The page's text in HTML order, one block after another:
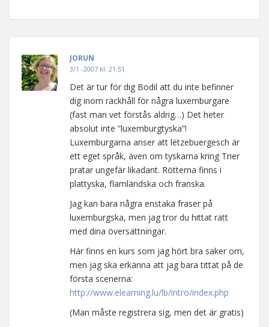
JORUN
3/1 -2007 kl. 21:51
Det är tur för dig Bodil att du inte befinner
dig inom räckhåll för några luxemburgare
(fast man vet förstås aldrig…) Det heter
absolut inte ”luxemburgtyska”!
Luxemburgarna anser att lëtzebuergesch är
ett eget språk, även om tyskarna kring Trier
pratar ungefär likadant. Rötterna finns i
plattyska, flamländska och franska.
Jag kan bara några enstaka fraser på
luxemburgska, men jag tror du hittat rätt
med dina översättningar.
Här finns en kurs som jag hört bra saker om,
men jag ska erkänna att jag bara tittat på de
första scenerna:
http://www.elearning.lu/lb/intro/index.php
(Man måste registrera sig, men det är gratis)